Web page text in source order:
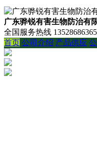
广东骅锐有害生物防治有
全国服务热线 13528686365
首页 公司介绍 产品供应